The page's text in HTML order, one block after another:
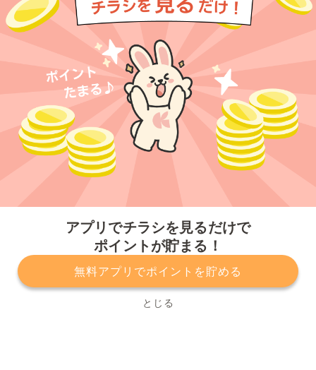
アプリでチラシを見るだけで
ポイントが貯まる！
無料アプリでポイントを貯める
とじる
プライバシーポリシー 利用規約
運営会社
サービスに関してのお問い合わせ